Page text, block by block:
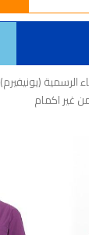
الرسمية (يونيفيرم)